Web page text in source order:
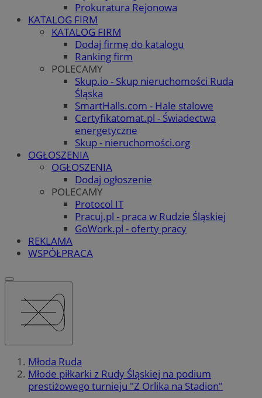
Prokuratura Rejonowa
KATALOG FIRM
KATALOG FIRM
Dodaj firmę do katalogu
Ranking firm
POLECAMY
Skup.io - Skup nieruchomości Ruda
Śląska
SmartHalls.com - Hale stalowe
Certyfikatomat.pl - Świadectwa
energetyczne
Skup - nieruchomości.org
OGŁOSZENIA
OGŁOSZENIA
Dodaj ogłoszenie
POLECAMY
Protocol IT
Pracuj.pl - praca w Rudzie Śląskiej
GoWork.pl - oferty pracy
REKLAMA
WSPÓŁPRACA
Młoda Ruda
Młode piłkarki z Rudy Śląskiej na podium
prestiżowego turnieju "Z Orlika na Stadion"